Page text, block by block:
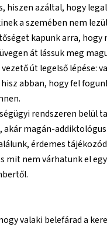
hiszen azáltal, hogy
a szemében nem
kapunk arra, hogy
át lássuk meg
út legelső lépése:
abban, hogy fel
rendszeren belül
akár magán-addiktológus
érdemes
mit nem várhatunk el
valaki belefárad a